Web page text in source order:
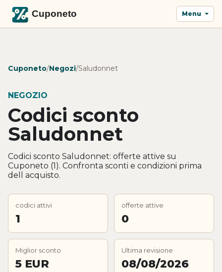
Menu
Cuponeto/Negozi/Saludonnet
NEGOZIO
Codici sconto
Saludonnet
Codici sconto Saludonnet: offerte attive su
Cuponeto (1). Confronta sconti e condizioni prima
dell acquisto.
codici attivi
1
offerte attive
0
Miglior sconto
5 EUR
Ultima revisione
08/08/2026